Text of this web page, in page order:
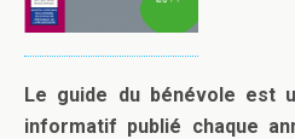
Le guide du bénévole est
informatif publié chaque